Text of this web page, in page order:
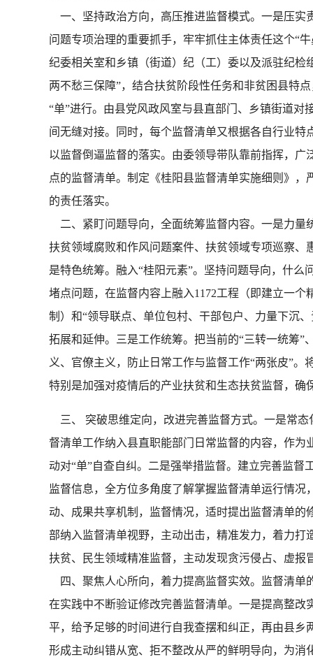
一、坚持政治方向，高压推进监督模式。一是压实
问题专项治理的重要抓手，牢牢抓住主体责任这个“
纪委相关室和乡镇（街道）纪（工）委以及派驻纪
两不愁三保障”，结合扶贫阶段性任务和非贫困县特
“单”进行。由县党风政风室与县直部门、乡镇街道
间无缝对接。同时，每个监督清单又根据各自行业
以监督倒逼监督的落实。由委领导带队靠前指挥，
点的监督清单。制定《桂阳县监督清单实施细则》
的责任落实。
二、紧盯问题导向，全面统筹监督内容。一是力量
扶贫领域腐败和作风问题案件、扶贫领域专项巡察
是特色统筹。融入“桂阳元素”。坚持问题导向，什
堵点问题，在监督内容上融入1172工程（即建立一
制）和“领导联点、单位包村、干部包户、力量下沉
拓展和延伸。三是工作统筹。把当前的“三转一统筹
义、官僚主义，防止日常工作与监督工作“两张皮”
特别是加强对疫情后的产业扶贫和生态扶贫监督，
三、 突破思维定向，改进完善监督方式。一是常
督清单工作纳入县直职能部门日常监督的内容，作
动对“单”自查自纠。二是强举措监督。建立完善监
监督信息，全方位多角度了解掌握监督清单运行情
动、成果共享机制，监督情况，适时提出监督清单
部纳入监督清单视野，主动出击，精准发力，着力打
扶贫、民生领域精准监督，主动发现贪污侵占、虚
四、聚焦人心所向，着力提高监督实效。监督清单
在实践中不断验证修改完善监督清单。一是提高整
平，给予足够的时间进行自我查摆和纠正，再由县
形成主动纠错从宽、拒不整改从严的鲜明导向，为